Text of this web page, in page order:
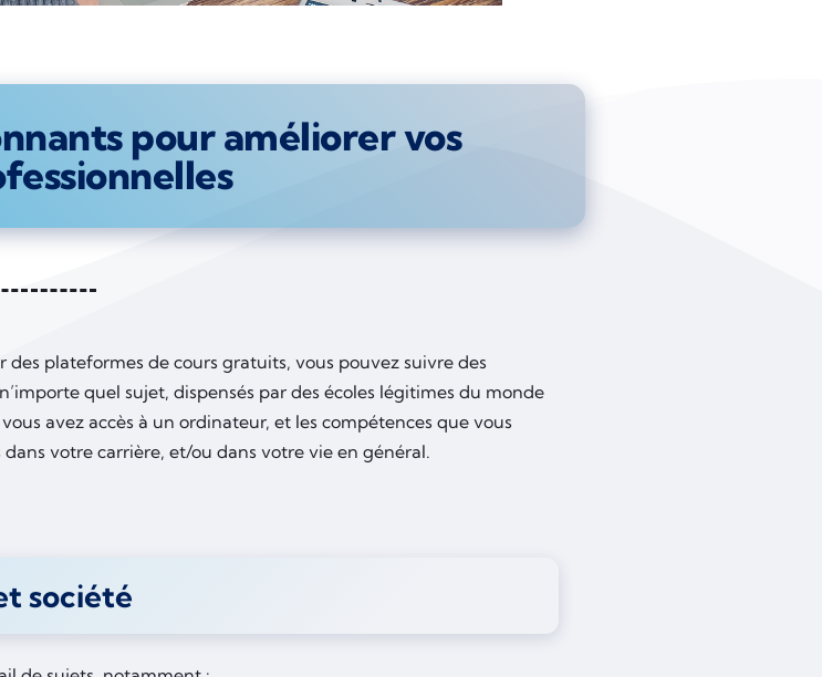
pour améliorer vos
des plateformes de cours gratuits, vous pouvez suivre des
quel sujet, dispensés par des écoles légitimes du monde
avez accès à un ordinateur, et les compétences que vous
votre carrière, et/ou dans votre vie en général.
société